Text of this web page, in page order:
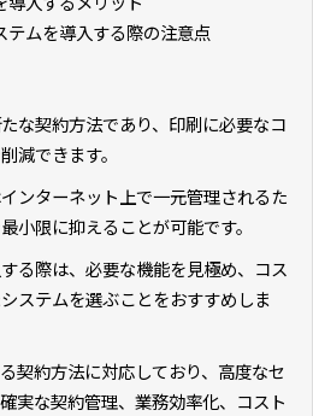
ムを導入する際の注意点
な契約方法であり、印刷に必要なコ
減できます。
ンターネット上で一元管理されるた
小限に抑えることが可能です。
る際は、必要な機能を見極め、コス
ステムを選ぶことをおすすめしま
契約方法に対応しており、高度なセ
実な契約管理、業務効率化、コスト